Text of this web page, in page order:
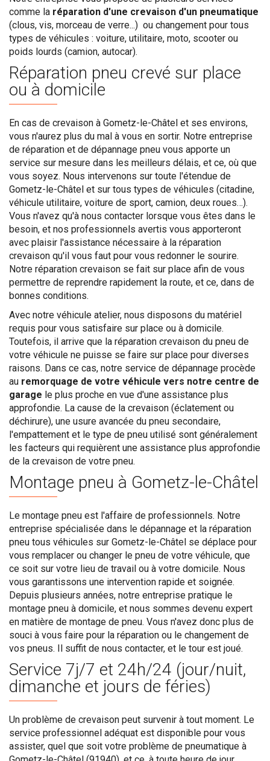
comme la réparation d'une crevaison d'un pneumatique
(clous, vis, morceau de verre...) ou changement pour tous
types de véhicules : voiture, utilitaire, moto, scooter ou
poids lourds (camion, autocar).
Réparation pneu crevé sur place
ou à domicile
En cas de crevaison à Gometz-le-Châtel et ses environs,
vous n'aurez plus du mal à vous en sortir. Notre entreprise
de réparation et de dépannage pneu vous apporte un
service sur mesure dans les meilleurs délais, et ce, où que
vous soyez. Nous intervenons sur toute l'étendue de
Gometz-le-Châtel et sur tous types de véhicules (citadine,
véhicule utilitaire, voiture de sport, camion, deux roues…).
Vous n'avez qu'à nous contacter lorsque vous êtes dans le
besoin, et nos professionnels avertis vous apporteront
avec plaisir l'assistance nécessaire à la réparation
crevaison qu'il vous faut pour vous redonner le sourire.
Notre réparation crevaison se fait sur place afin de vous
permettre de reprendre rapidement la route, et ce, dans de
bonnes conditions.
Avec notre véhicule atelier, nous disposons du matériel
requis pour vous satisfaire sur place ou à domicile.
Toutefois, il arrive que la réparation crevaison du pneu de
votre véhicule ne puisse se faire sur place pour diverses
raisons. Dans ce cas, notre service de dépannage procède
au remorquage de votre véhicule vers notre centre de
garage le plus proche en vue d'une assistance plus
approfondie. La cause de la crevaison (éclatement ou
déchirure), une usure avancée du pneu secondaire,
l'empattement et le type de pneu utilisé sont généralement
les facteurs qui requièrent une assistance plus approfondie
de la crevaison de votre pneu.
Montage pneu à Gometz-le-Châtel
Le montage pneu est l'affaire de professionnels. Notre
entreprise spécialisée dans le dépannage et la réparation
pneu tous véhicules sur Gometz-le-Châtel se déplace pour
vous remplacer ou changer le pneu de votre véhicule, que
ce soit sur votre lieu de travail ou à votre domicile. Nous
vous garantissons une intervention rapide et soignée.
Depuis plusieurs années, notre entreprise pratique le
montage pneu à domicile, et nous sommes devenu expert
en matière de montage de pneu. Vous n'avez donc plus de
souci à vous faire pour la réparation ou le changement de
vos pneus. Il suffit de nous contacter, et le tour est joué.
Service 7j/7 et 24h/24 (jour/nuit,
dimanche et jours de féries)
Un problème de crevaison peut survenir à tout moment. Le
service professionnel adéquat est disponible pour vous
assister, quel que soit votre problème de pneumatique à